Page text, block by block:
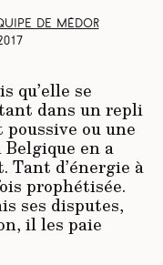
de Médor
qu’elle se
dans un repli
poussive ou une
en a
Tant d’énergie à
prophétisée.
ses disputes,
il les paie